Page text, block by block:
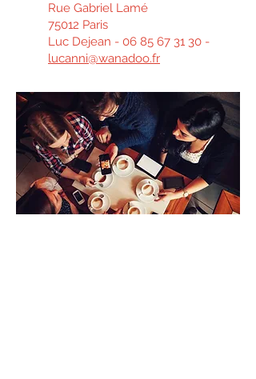
Rue Gabriel Lamé
75012 Paris
Luc Dejean - 06 85 67 31 30 -
lucanni@wanadoo.fr